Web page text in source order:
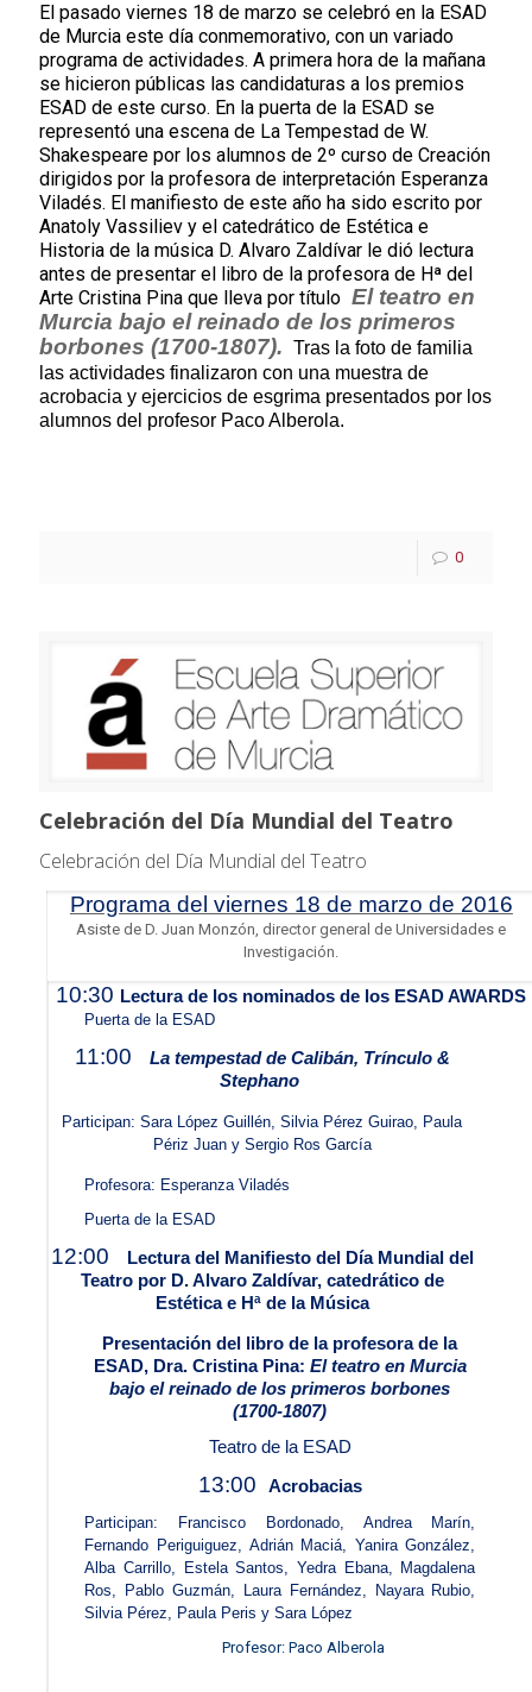
El pasado viernes 18 de marzo se celebró en la ESAD
de Murcia este día conmemorativo, con un variado
programa de actividades. A primera hora de la mañana
se hicieron públicas las candidaturas a los premios
ESAD de este curso. En la puerta de la ESAD se
representó una escena de La Tempestad de W.
Shakespeare por los alumnos de 2º curso de Creación
dirigidos por la profesora de interpretación Esperanza
Viladés. El manifiesto de este año ha sido escrito por
Anatoly Vassiliev y el catedrático de Estética e
Historia de la música D. Alvaro Zaldívar le dió lectura
antes de presentar el libro de la profesora de Hª del
Arte Cristina Pina que lleva por título El teatro en
Murcia bajo el reinado de los primeros
borbones (1700-1807). Tras la foto de familia
las actividades finalizaron con una muestra de
acrobacia y ejercicios de esgrima presentados por los
alumnos del profesor Paco Alberola.
0
Celebración del Día Mundial del Teatro
Celebración del Día Mundial del Teatro
Programa del viernes 18 de marzo de 2016
Asiste de D. Juan Monzón, director general de Universidades e
Investigación.
10:30 Lectura de los nominados de los ESAD AWARDS
Puerta de la ESAD
11:00
La tempestad de Calibán, Trínculo &
Stephano
Participan: Sara López Guillén, Silvia Pérez Guirao, Paula
Périz Juan y Sergio Ros García
Profesora: Esperanza Viladés
Puerta de la ESAD
12:00
Lectura del Manifiesto del Día Mundial del
Teatro por D. Alvaro Zaldívar, catedrático de
Estética e Hª de la Música
Presentación del libro de la profesora de la
ESAD, Dra. Cristina Pina: El teatro en Murcia
bajo el reinado de los primeros borbones
(1700-1807)
Teatro de la ESAD
13:00 Acrobacias
Participan: Francisco Bordonado, Andrea Marín,
Fernando Periguiguez, Adrián Maciá, Yanira González,
Alba Carrillo, Estela Santos, Yedra Ebana, Magdalena
Ros, Pablo Guzmán, Laura Fernández, Nayara Rubio,
Silvia Pérez, Paula Peris y Sara López
Profesor: Paco Alberola